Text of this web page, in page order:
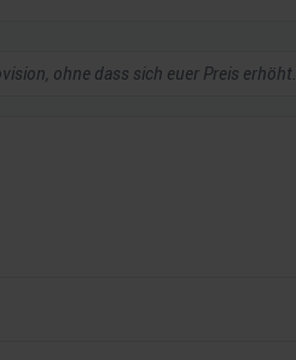
ohne dass sich euer Preis erhöht.